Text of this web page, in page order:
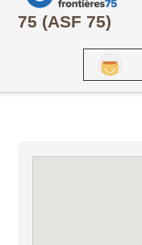
75 (ASF 75)